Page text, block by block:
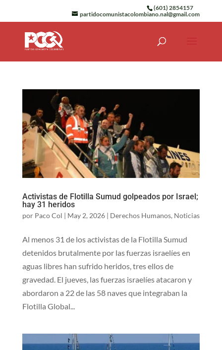
(601) 2854157
partidocomunistacolombiano.nal@gmail.com
Activistas de Flotilla Sumud golpeados por Israel;
hay 31 heridos
por Paco Col | May 2, 2026| Derechos Humanos, Noticias
Al menos 31 de los activistas de la Flotilla Sumud
detenidos brutalmente por las fuerzas israelíes en
aguas libres han sufrido heridos, tres ellos de
gravedad. El jueves, las fuerzas israelíes atacaron y
abordaron a 22 de las 58 naves que integraban la
Flotilla Global...